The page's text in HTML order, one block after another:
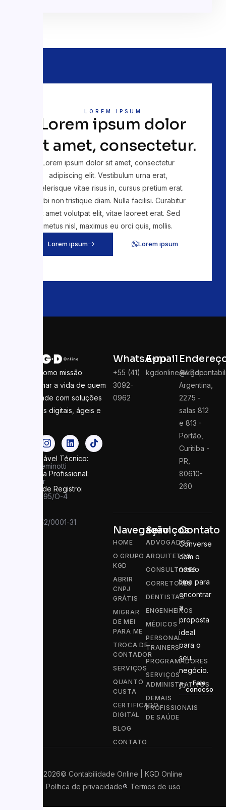
LOREM IPSUM
Lorem ipsum dolor
sit amet, consectetur.
Lorem ipsum dolor sit amet, consectetur
adipiscing elit. Vestibulum urna erat,
scelerisque vitae risus in, cursus pretium erat.
Morbi non tristique diam. Nulla facilisi. Curabitur
sit amet volutpat elit, vitae laoreet erat. Sed
metus nisl, maximus eu orci quis, mollis.
Lorem ipsum Lorem ipsum
Temos como missão
transformar a vida de quem
empreende com soluções
contábeis digitais, ágeis e
Responsável Técnico:
Felipe Seminotti
Categoria Profissional:
Contador
Número de Registro:
PR 049995/O-4
13.910.752/0001-31
WhatsApp
+55 (41)
3092-
0962
E-mail
Av. Rep.
Argentina,
2275 -
salas 812
e 813 -
Portão,
Curitiba -
PR,
80610-
260
Navegação
HOME
O GRUPO
KGD
ABRIR
CNPJ
GRÁTIS
MIGRAR
DE MEI
PARA ME
TROCA DE
CONTADOR
SERVIÇOS
QUANTO
CUSTA
CERTIFICADO
DIGITAL
BLOG
CONTATO
Serviços
ADVOGADOS
ARQUITETOS
CONSULTORES
CORRETORES
DENTISTAS
ENGENHEIROS
MÉDICOS
PERSONAL
TRAINERS
PROGRAMADORES
SERVIÇOS
ADMINISTRATIVOS
DEMAIS
PROFISSIONAIS
DE SAÚDE
Contato
Converse
com o
nosso
time para
encontrar
a
proposta
ideal
para o
seu
negócio.
Fale
conocso
2026© Contabilidade Online | KGD Online
Política de privacidade
Termos de uso